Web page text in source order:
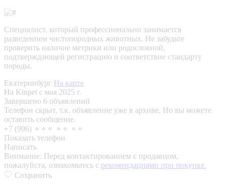
Специалист, который профессионально занимается
разведением чистопородных животных. Не забудьте
проверить наличие метрики или родословной,
подтверждающей регистрацию и соответствие стандарту
породы.
Екатеринбург На карте
На Kinpet c мая 2025 г.
Завершено 6 объявлений
Телефон скрыт, т.к. объявление уже в архиве. Но вы можете
оставить сообщение.
+7 (996) ⚬⚬⚬ ⚬⚬ ⚬⚬
Показать телефон
Написать
Внимание: Перед контактированием с продавцом,
пожалуйста, ознакомьтесь с рекомендациями при покупке.
Сохранить